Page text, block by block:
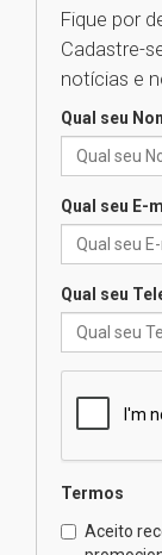
Fique por
Cadastre-
notícias e
Qual seu
Qual seu E-
Qual seu
Termos
Aceito